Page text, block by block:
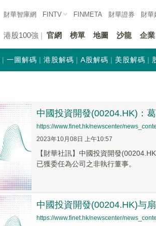
財華智庫網 FINTV FINMETA 財華證券 財華
港股100強 官網 榜單 地圖 沙龍 企業
一圖解碼 港股解碼 A股解碼 美股解碼
中國投資開發(00204.HK)：
https://www.finet.hk/newscenter/
2023年10月08日 上午10:57
【財華社訊】中國投資開發
已獲委任為公司之非執行董事。
中國投資開發(00204.HK)与
https://www.finet.hk/newscenter/